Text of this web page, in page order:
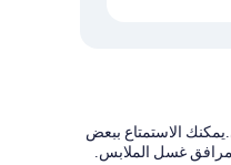
الاستمتاع ببعض